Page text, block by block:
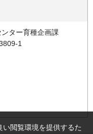
ンター育種企画課
1
閲覧環境を提供するた